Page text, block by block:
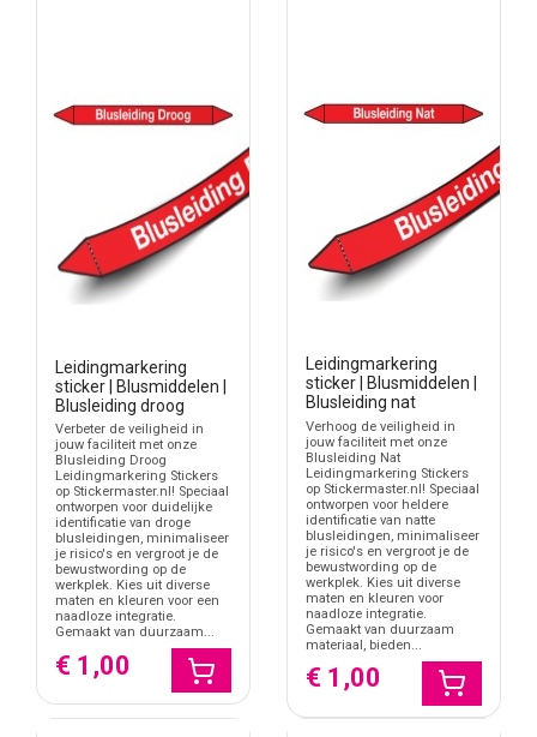
Leidingmarkering
sticker | Blusmiddelen |
Blusleiding droog
Verbeter de veiligheid in
jouw faciliteit met onze
Blusleiding Droog
Leidingmarkering Stickers
op Stickermaster.nl! Speciaal
ontworpen voor duidelijke
identificatie van droge
blusleidingen, minimaliseer
je risico's en vergroot je de
bewustwording op de
werkplek. Kies uit diverse
maten en kleuren voor een
naadloze integratie.
Gemaakt van duurzaam...
€ 1,00
Leidingmarkering
sticker | Blusmiddelen |
Blusleiding nat
Verhoog de veiligheid in
jouw faciliteit met onze
Blusleiding Nat
Leidingmarkering Stickers
op Stickermaster.nl! Speciaal
ontworpen voor heldere
identificatie van natte
blusleidingen, minimaliseer
je risico's en vergroot je de
bewustwording op de
werkplek. Kies uit diverse
maten en kleuren voor
naadloze integratie.
Gemaakt van duurzaam
materiaal, bieden...
€ 1,00